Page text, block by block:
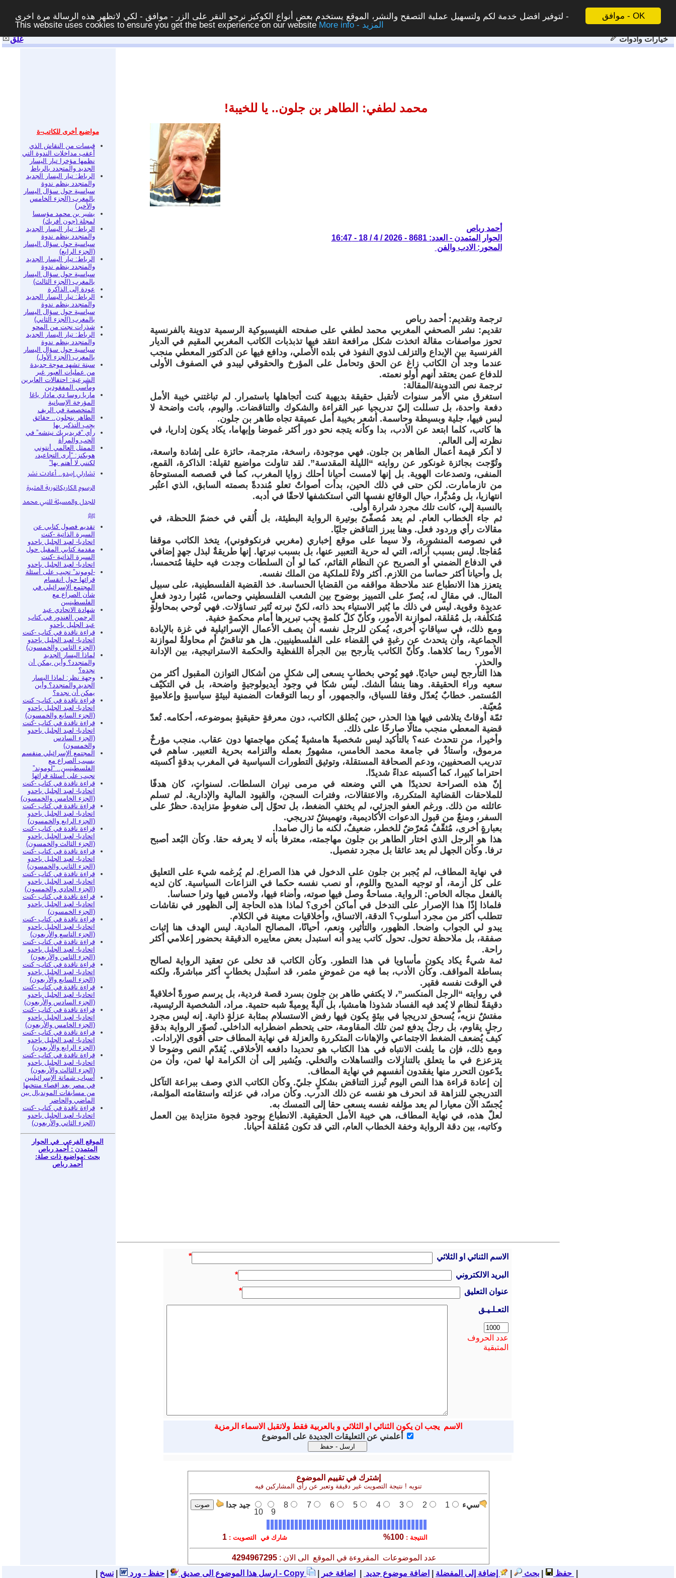
موافق - OK
لتوفير افضل خدمة لكم ولتسهيل عملية التصفح والنشر، الموقع يستخدم بعض أنواع الكوكيز نرجو النقر على الزر - موافق - لكي لاتظهر هذه الرسالة مرة اخرى -
This website uses cookies to ensure you get the best experience on our website
More info - المزيد
غلق خيارات وادوات
مواضيع أخرى للكاتب-ة
قبسات من النقاش الذي
أعقب مداخلات الندوة التي
نظمها مؤخرا تيار اليسار
الجديد والمتجدد بالرباط
الرباط: تيار اليسار الجديد
والمتجدد ينظم ندوة
سياسية حول سؤال اليسار
بالمغرب (الجزء الخامس
والأخير)
بشير بن محمد مؤسسا
لمجلة (جون أفريك)
الرباط: تيار اليسار الجديد
والمتجدد ينظم ندوة
سياسية حول سؤال اليسار
(الجزء الرابع)
الرباط: تيار اليسار الجديد
والمتجدد ينظم ندوة
سياسية حول سؤال اليسار
بالمغرب (الجزء الثالث)
عودة إلى الذاكرة
الرباط: تيار اليسار الجديد
والمتجدد ينظم ندوة
سياسية حول سؤال اليسار
بالمغرب (الجزء الثاني)
شذرات نجت من المحو
الرباط: تيار اليسار الجديد
والمتجدد ينظم ندوة
سياسية حول سؤال اليسار
بالمغرب (الجزء الأول)
سبتة تشهد موجة جديدة
من عمليات العبور غير
الشرعية: احتفالات العابرين
ومآسي المفقودين
ماريا روسا دي مادار ياغا
المؤرخة الإسبانية
المتخصصة في الريف
الطاهر بنجلون.. حقائق
يجب التذكير بها
رأي “فريديريك نيتشه” في
الحب والمرأة
الممثل العالمي أنتوني
هوبكنز: “أرى التجاعيد،
لكنني لا أهتم بها”
تشارلي إيبدو.. أعادت نشر
الرسوم الكاريكاتورية المثيرة
للجدل والمسيئة للنبي محمد
ﷺ
تقديم فصول كتابي عن
السيرة الذاتية -كنت
اتحاديا- لعبد الجليل باحدو
مقدمة كتابي المقبل حول
السيرة الذاتية -كنت
اتحاديا- لعبد الجليل باحدو
-لوموند” تجيب على أسئلة
قرائها حول انقسام
المجتمع الإسرائيلي في
شأن الصراع مع
الفلسطينيين
شهادة الاتحادي عبد
الرحمن الغندور في كتاب
عبد الجليل باحدو
قراءة ناقدة في كتاب -كنت
اتحاديا- لعبد الجليل باحدو
(الجزء الثامن والخمسون)
لماذا اليسار الجديد
والمتجدد؟ وأين يمكن أن
نجده؟
وجهة نظر: لماذا اليسار
الجديد والمتجدد؟ وأين
يمكن أن نجده؟
قراءة ناقدة في كتاب- كنت
اتحاديا- لعبد الجليل باحدو
(الجزء السابع والخمسون)
قراءة ناقدة في كتاب -كنت
اتحاديا- لعبد الجليل باحدو
(الجزء السادس
والخمسون)
المجتمع الإسرائيلي منقسم
بسبب الصراع مع
الفلسطينيين.. “لوموند”
تجيب على أسئلة قرائها
قراءة ناقدة في كتاب -كنت
اتحاديا- لعبد الجليل باحدو
(الجزء الخامس والخمسون)
قراءة ناقدة في كتاب -كنت
اتحاديا- لعبد الجليل باحدو
(الجزء الرابع والخمسون)
قراءة ناقدة في كتاب -كنت
اتحاديا- لعبد الجليل باحدو
(الجزء الثالث والخمسون)
قراءة ناقدة في كتاب -كنت
اتحاديا- لعبد الجليل باحدو
(الجزء الثاني والخمسون)
قراءة ناقدة في كتاب -كنت
اتحاديا- لعبد الجليل باحدو
(الجزء الحادي والخمسون)
قراءة ناقدة في كتاب -كنت
اتحاديا- لعبد الجليل باحدو
(الجزء الخمسون)
قراءة ناقدة في كتاب -كنت
اتحاديا- لعبد الجليل باحدو
(الجزء التاسع والأربعون)
قراءة ناقدة في كتاب -كنت
اتحاديا- لعبد الجليل باحدو
(الجزء الثامن والأربعون)
قراءة ناقدة في كتاب- كنت
اتحاديا- لعبد الجليل باحدو
(الجزء السابع والأربعون)
قراءة ناقدة في كتاب -كنت
اتحاديا- لعبد الجليل باحدو
(الجزء السادس والأربعون)
قراءة ناقدة في كتاب -كنت
اتحاديا- لعبد الجليل باحدو
(الجزء الخامس والأربعون)
قراءة ناقدة في كتاب -كنت
اتحاديا- لعبد الجليل باحدو
(الجزء الرابع والأربعون)
قراءة ناقدة في كتاب -كنت
اتحاديا- لعبد الجليل باحدو
(الجزء الثالث والأربعون)
أسباب شماتة الإسرائيليين
في مصر بعد إقصاء منتخبها
من مسابقات المونديال بين
الماضي والحاضر
قراءة ناقدة في كتاب -كنت
اتحاديا- لعبد الجليل باحدو
(الجزء الثاني والأربعون)
الموقع الفرعي في الحوار
المتمدن : أحمد رباص
بحث :مواضيع ذات صلة:
أحمد رباص
محمد لطفي: الطاهر بن جلون.. يا للخيبة!
أحمد رباص
الحوار المتمدن - العدد: 8681 - 2026 / 4 / 18 - 16:47
المحور: الادب والفن
ترجمة وتقديم: أحمد رباص
تقديم: نشر الصحفي المغربي محمد لطفي على صفحته الفيسبوكية الرسمية تدوينة بالفرنسية
تحوز مواصفات مقالة اتخذت شكل مرافعة انتقد فيها تذبذبات الكاتب المغربي المقيم في الديار
الفرنسية بين الإبداع والتزلف لذوي النفوذ في بلده الأصلي، ودافع فيها عن الدكتور المعطي منجب
عندما وجد أن الكاتب زاغ عن الحق وتحامل على المؤرخ والحقوقي ليبدو في الصفوف الأولى
للدفاع عمن يعتقد أنهم أولو نعمته.
ترجمة نص التدوينة/المقالة:
استغرق مني الأمر سنوات لأتقبل حقيقة بديهية كنت أتجاهلها باستمرار. لم تباغتني خيبة الأمل
دفعة واحدة، بل تسللت إليّ تدريجيا عبر القراءة والشكوك والتناقضات. واليوم، باتت واضحة لا
لبس فيها، جلية وبسيطة وحاسمة. أشعر بخيبة أمل عميقة تجاه طاهر بن جلون.
ها كاتب، كلما ابتعد عن الأدب، بدا وكأنه يتجه نحو دور أكثر غموضا وإبهاما، يكاد يكون إداريا، في
نظرته إلى العالم.
لا أنكر قيمة أعمال الطاهر بن جلون. فهي موجودة، راسخة، مترجمة، حائزة على إشادة واسعة،
وتُوّجت بجائزة غونكور عن روايته “الليلة المقدسة”. لقد تناولت مواضيع ثقيلة: الذاكرة، القمع،
المنفى، وتصدعات الهوية. بل إنها لامست أحيانا أحلك زوايا المغرب، كما في قصصه المستوحاة
من تازمامارت. لكن حتى في ذلك الحين، بدأت أصواتٌ تعلو مُنددةً بصمته السابق، الذي اعتُبر
انتهازيا، بل ومُدبَّرا، حيال الوقائع نفسها التي استكشفها لاحقًا في أدبه.
بالنسبة إلي، كانت تلك مجرد شرارة أولى.
ثم جاء الخطاب العام. لم يعد مُصفّىً بوتيرة الرواية البطيئة، بل أُلقي في خضمّ اللحظة، في
مقالات رأي وردود فعل. وهنا يبرز التناقض جليًا.
في نصوصه المنشورة، ولا سيما على موقع إخباري (مغربي فرنكوفوني)، يتخذ الكاتب موقفا
مُفاجئا. ليس بسبب آرائه، التي له حرية التعبير عنها، بل بسبب نبرتها. إنها طريقةٌ لبذل جهدٍ إضافي
في الدفاع الضمني أو الصريح عن النظام القائم، كما لو أن السلطات وجدت فيه حليفا مُتحمسا،
بل وأحيانا أكثر حماسا من اللازم. أكثر ولاءً للملكية من الملك نفسه.
يتعزز هذا الانطباع عند ملاحظة مواقفه من القضايا الحساسة. خذ القضية الفلسطينية، على سبيل
المثال. في مقالٍ له، يُصرّ على التمييز بوضوح بين الشعب الفلسطيني وحماس، مُثيرا ردود فعلٍ
عديدة وقوية. ليس في ذلك ما يُثير الاستياء بحد ذاته، لكنّ نبرته تُثير تساؤلات. فهي تُوحي بمحاولةٍ
مُتكلّفة، بل مُقلقة، لموازنة الأمور، وكأنّ كلّ كلمةٍ يجب تبريرها أمام محكمةٍ خفية.
ومع ذلك، في سياقاتٍ أخرى، يُمكن للرجل نفسه أن يصف الأعمال الإسرائيلية في غزة بالإبادة
الجماعية، وأن يتحدث عن رغبةٍ في القضاء على الفلسطينيين. هل هو تناقضٌ أم محاولةٌ لموازنة
الأمور؟ ربما كلاهما. وكأنّ الكاتب يتأرجح بين الجرأة اللفظية والحكمة الاستراتيجية، بين الإدانة
والحذر.
هذا التأرجح ليس حياديًا. فهو يُوحي بخطابٍ يسعى إلى شكلٍ من أشكال التوازن المقبول أكثر من
سعيه وراء الحقيقة. وهنا ينشأ الشك. ليس شكا في وجود أيديولوجيةٍ واضحة، بل في التكيّف
المُستمر. خطابٌ يُعدّل وفقا للسياق، والجمهور، أو ربما التوقعات الضمنية لبيئةٍ سياسيةٍ وإعلاميةٍ
مُعيّنة.
ثمّة أوقاتٌ يتلاشى فيها هذا الحذر، حين يُطلق الكاتب، دون معرفةٍ حقيقيةٍ بموضوعه، أحكامه. تُعدّ
قضية المعطي منجب مثالًا صارخًا على ذلك.
وأخيرا، من نتحدث عنه؟ بالتأكيد ليس شخصيةً هامشيةً يُمكن مهاجمتها دون عقاب. منجب مؤرخٌ
مرموق، وأستاذٌ في جامعة محمد الخامس، مشهورٌ بعمله والتزامه بحرية التعبير. ساهم في
تدريب الصحفيين، ودعم الصحافة المستقلة، وتوثيق التطورات السياسية في المغرب بدقةٍ أكسبته
احتراما كبيرا، كما أكسبته عداءً شديدًا.
إنّ هذه الصراحة تحديدًا هي التي وضعته في مرمى نيران السلطات. لسنواتٍ، كان هدفًا
للملاحقات القضائية المتكررة، والاعتقالات، وفترات السجن، والقيود المالية والإدارية. لم تسلم
عائلته من ذلك. ورغم العفو الجزئي، لم يختفِ الضغط، بل تحوّل إلى ضغوطٍ متزايدة. حظرٌ على
السفر، ومنعٌ من قبول الدعوات الأكاديمية، وتهميشٌ تدريجي.
بعبارةٍ أخرى، مُثقّفٌ مُعرّضٌ للخطر، ضعيفٌ، لكنه ما زال صامدا.
هذا هو الرجل الذي اختار الطاهر بن جلون مهاجمته، معترفا بأنه لا يعرفه حقا. وكأن البُعد أصبح
ترفا. وكأن الجهل لم يعد عائقا بل مجرد تفصيل.
في نهاية المطاف، لم يُجبر بن جلون على الدخول في هذا الصراع. لم يُرغمه شيء على التعليق
على كل أزمة، أو توجيه المديح واللوم، أو نصب نفسه حكما في النزاعات السياسية. كان لديه
بالفعل مجاله الخاص: الرواية. مساحةٌ وصل فيها صوته، وأضاء فيها، ولامس فيها وترا حساسا.
فلماذا إذًا هذا الإصرار على التدخل في أماكن أخرى؟ لماذا هذه الحاجة إلى الظهور في نقاشات
تتطلب أكثر من مجرد أسلوب؟ الدقة، الاتساق، وأخلاقيات معينة في الكلام.
يبدو لي الجواب واضحا. الظهور، والتأثير، ونعم، أحيانًا، المصالح المادية. ليس الهدف هنا إثبات
صفقة، بل ملاحظة تحول. تحول كاتب يبدو أنه استبدل بعض معاييره الدقيقة بحضور إعلامي أكثر
راحة.
ثمة شيءٌ يكاد يكون مأساويا في هذا التطور. وكأن الكاتب قد تخلى عن تعقيد الرواية لصالح
بساطة المواقف. وكأن الأدب، بما فيه من غموضٍ مثمر، قد استُبدل بخطابٍ أكثر مباشرةً، ولكنه
في الوقت نفسه فقير.
في روايته “الرجل المنكسر”، لا يكتفي طاهر بن جلون بسرد قصة فردية، بل يرسم صورةً أخلاقيةً
دقيقةً لنظامٍ لا يُعد فيه الفساد شذوذا هامشيا، بل آليةً يوميةً شبه حتمية. مراد، الشخصية الرئيسية،
مفتشٌ نزيه، يُسحق تدريجيا في بيئةٍ يكون فيها رفض الاستسلام بمثابة عزلةٍ ذاتية. إنه ليس مجرد
رجلٍ يقاوم، بل رجلٌ يدفع ثمن تلك المقاومة، حتى يتحطم اضطرابه الداخلي. تُصوّر الرواية بدقةٍ
كيف يُضعف الضغط الاجتماعي والإهانات المتكررة والعزلة في نهاية المطاف حتى أقوى الإرادات.
ومع ذلك، فإن ما يلفت الانتباه في هذا الكتاب هو تحديدا دافعه الأخلاقي. يُقدّم النص وضوحا لا
يتزعزع في ما يتعلق بالتنازلات والتساهلات والتخلي. ويُشير إلى أن الكرامة لها ثمن، وأن من
يدّعون التحرر منها يفقدون أنفسهم في نهاية المطاف.
إن إعادة قراءة هذا النص اليوم تُبرز التناقض بشكلٍ جليّ. وكأن الكاتب الذي وصف ببراعة التآكل
التدريجي للنزاهة قد انحرف هو نفسه عن ذلك الدرب. وكأن مراد، في عزلته واستقامته المؤلمة،
يُجسّد الآن معيارا لم يعد مؤلفه نفسه يسعى حقا إلى التمسك به.
لعلّ هذه، في نهاية المطاف، هي خيبة الأمل الحقيقية. الانطباع بوجود فجوة متزايدة بين العمل
وكاتبه، بين دقة الرواية وخفة الخطاب العام، التي قد تكون مُقلقة أحيانا.
* الاسم الثنائي او الثلاثي
*
البريد الالكتروني
*
عنوان التعليق
التعـلـيـق
عدد الحروف
المتبقية
الاسم يجب ان يكون الثنائي او الثلاثي و بالعربية فقط ولاتقبل الاسماء الرمزية
أعلمني عن التعليقات الجديدة على الموضوع
إشترك في تقييم الموضوع
تنويه ! نتيجة التصويت غير دقيقة وتعبر عن رأى المشاركين فيه
سيء 1
2
3
4
5
6
7
8
9
10
جيد جدا
النتيجة : 100% شارك في التصويت :1
عدد الموضوعات المقروءة في الموقع الى الان : 4294967295
ارسل هذا الموضوع الى صديق حفظ - ورد نسخ - Copy حفظ بحث إضافة إلى المفضلة اضافة موضوع جديد